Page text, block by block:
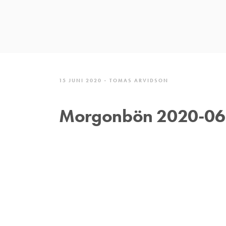
Morgonbön 2020-
TOMAS ARVIDSON
15 JUNI 2020